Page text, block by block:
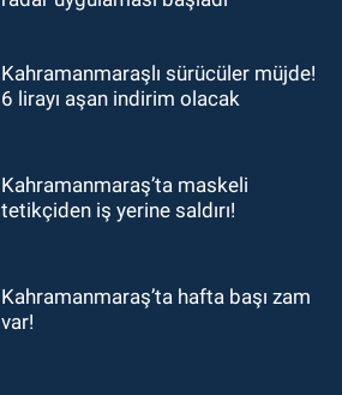
Kahramanmaraşlı sürücüler müjde!
6 lirayı aşan indirim olacak
Kahramanmaraş’ta maskeli
tetikçiden iş yerine saldırı!
Kahramanmaraş’ta hafta başı zam
var!